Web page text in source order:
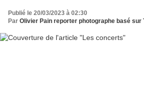
Publié le 20/03/2023 à 02:30
Par Olivier Pain reporter photographe basé sur